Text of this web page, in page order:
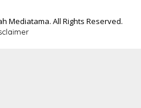
Mediatama. All Rights Reserved.